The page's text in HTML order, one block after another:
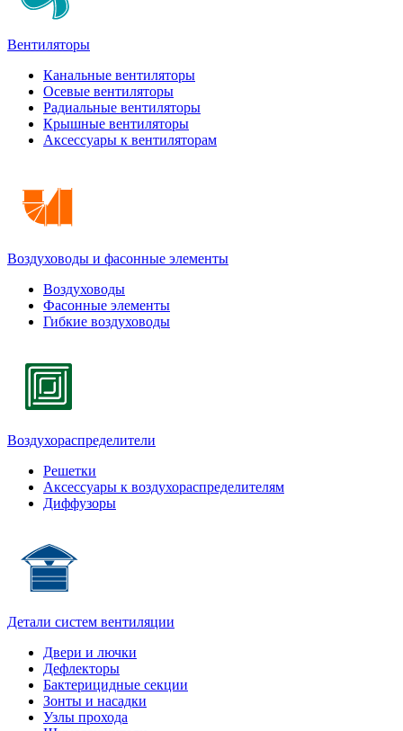
Вентиляторы
Канальные вентиляторы
Осевые вентиляторы
Радиальные вентиляторы
Крышные вентиляторы
Аксессуары к вентиляторам
Воздуховоды и фасонные элементы
Воздуховоды
Фасонные элементы
Гибкие воздуховоды
Воздухораспределители
Решетки
Аксессуары к воздухораспределителям
Диффузоры
Детали систем вентиляции
Двери и лючки
Дефлекторы
Бактерицидные секции
Зонты и насадки
Узлы прохода